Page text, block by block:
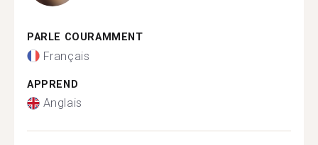
PARLE COURAMMENT
Français
APPREND
Anglais